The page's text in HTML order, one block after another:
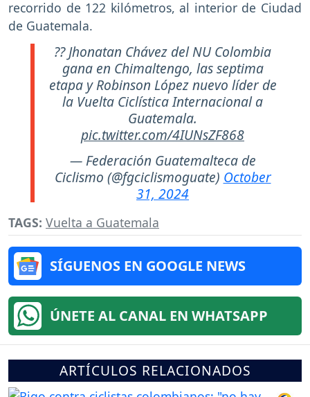
recorrido de 122 kilómetros, al interior de Ciudad
de Guatemala.
?? Jhonatan Chávez del NU Colombia
gana en Chimaltengo, las septima
etapa y Robinson López nuevo líder de
la Vuelta Ciclística Internacional a
Guatemala.
pic.twitter.com/4IUNsZF868
— Federación Guatemalteca de
Ciclismo (@fgciclismoguate) October
31, 2024
TAGS: Vuelta a Guatemala
SÍGUENOS EN GOOGLE NEWS
ÚNETE AL CANAL EN WHATSAPP
ARTÍCULOS RELACIONADOS